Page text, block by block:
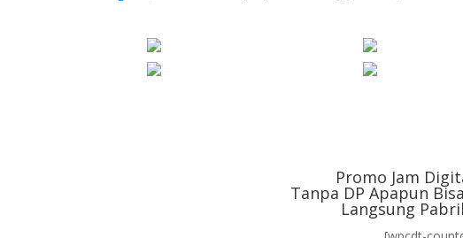
Promo Jam
Tanpa DP Apapun
Langsung